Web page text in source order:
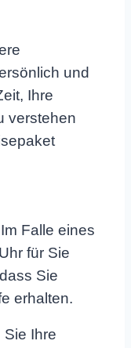
und
Ihre
verstehen
Im Falle eines
für Sie
Sie
erhalten.
Sie Ihre